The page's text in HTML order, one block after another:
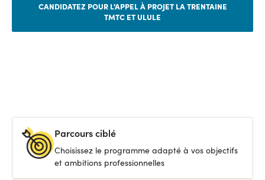
CANDIDATEZ POUR L'APPEL À PROJET LA TRENTAINE
TMTC ET ULULE
Parcours ciblé
Choisissez le programme adapté à vos objectifs
et ambitions professionnelles